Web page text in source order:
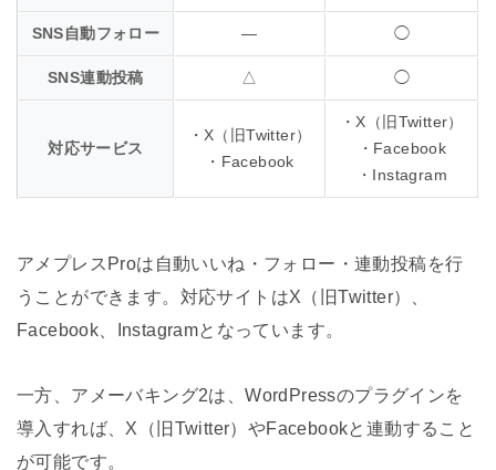
SNS自動フォロー ― ◯
SNS連動投稿 △ ◯
対応サービス
・X（旧Twitter）
・Facebook
・X（旧Twitter）
・Facebook
・Instagram
アメプレスProは自動いいね・フォロー・連動投稿を行
うことができます。対応サイトはX（旧Twitter）、
Facebook、Instagramとなっています。
一方、アメーバキング2は、WordPressのプラグインを
導入すれば、X（旧Twitter）やFacebookと連動すること
が可能です。